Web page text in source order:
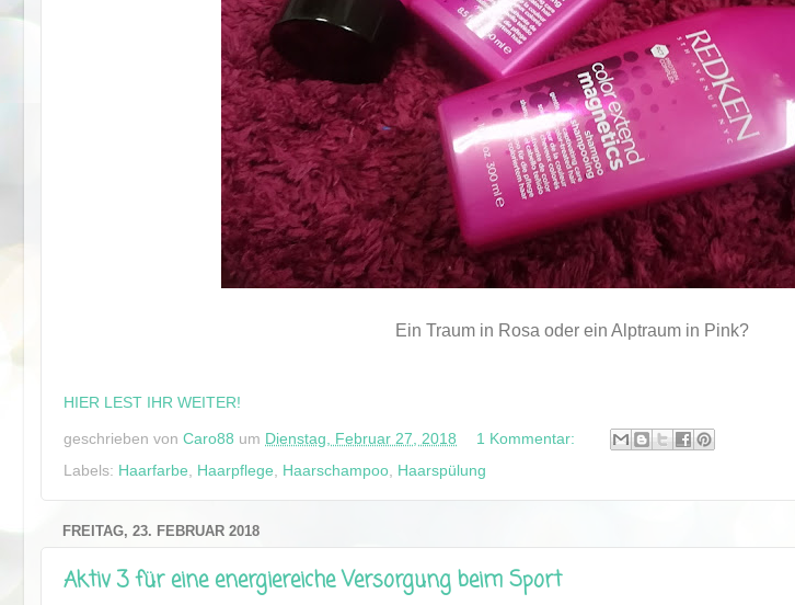
Ein Traum in Rosa oder ein Alptraum in Pink?
HIER LEST IHR WEITER!
geschrieben von Caro88 um Dienstag, Februar 27, 2018
1 Kommentar:
Labels: Haarfarbe Haarpflege Haarschampoo Haarspülung
FREITAG, 23. FEBRUAR 2018
Aktiv 3 für eine energiereiche Versorgung beim Sport